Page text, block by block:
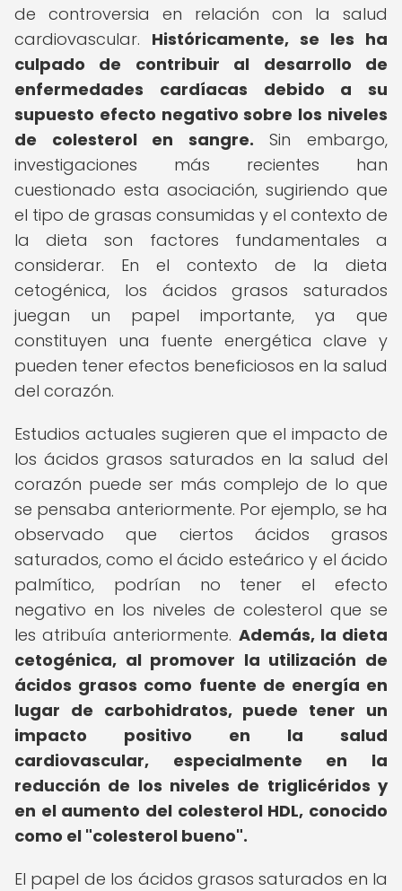
de controversia en relación con la salud
cardiovascular. Históricamente, se les ha
culpado de contribuir al desarrollo de
enfermedades cardíacas debido a su
supuesto efecto negativo sobre los niveles
de colesterol en sangre. Sin embargo,
investigaciones más recientes han
cuestionado esta asociación, sugiriendo que
el tipo de grasas consumidas y el contexto de
la dieta son factores fundamentales a
considerar. En el contexto de la dieta
cetogénica, los ácidos grasos saturados
juegan un papel importante, ya que
constituyen una fuente energética clave y
pueden tener efectos beneficiosos en la salud
del corazón.
Estudios actuales sugieren que el impacto de
los ácidos grasos saturados en la salud del
corazón puede ser más complejo de lo que
se pensaba anteriormente. Por ejemplo, se ha
observado que ciertos ácidos grasos
saturados, como el ácido esteárico y el ácido
palmítico, podrían no tener el efecto
negativo en los niveles de colesterol que se
les atribuía anteriormente. Además, la dieta
cetogénica, al promover la utilización de
ácidos grasos como fuente de energía en
lugar de carbohidratos, puede tener un
impacto positivo en la salud
cardiovascular, especialmente en la
reducción de los niveles de triglicéridos y
en el aumento del colesterol HDL, conocido
como el "colesterol bueno".
El papel de los ácidos grasos saturados en la